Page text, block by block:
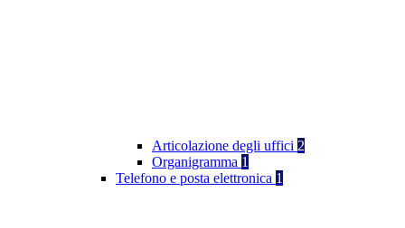
Articolazione degli uffici 2
Organigramma 1
Telefono e posta elettronica 1